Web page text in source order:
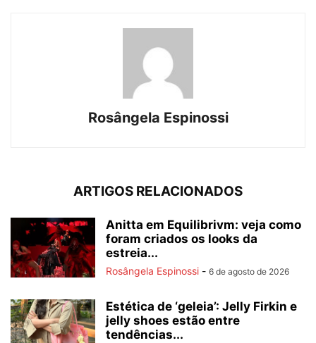
Rosângela Espinossi
ARTIGOS RELACIONADOS
Anitta em Equilibrivm: veja como
foram criados os looks da
estreia...
Rosângela Espinossi - 6 de agosto de 2026
Estética de ‘geleia’: Jelly Firkin e
jelly shoes estão entre
tendências...